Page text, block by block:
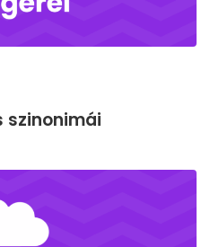
szinonimái